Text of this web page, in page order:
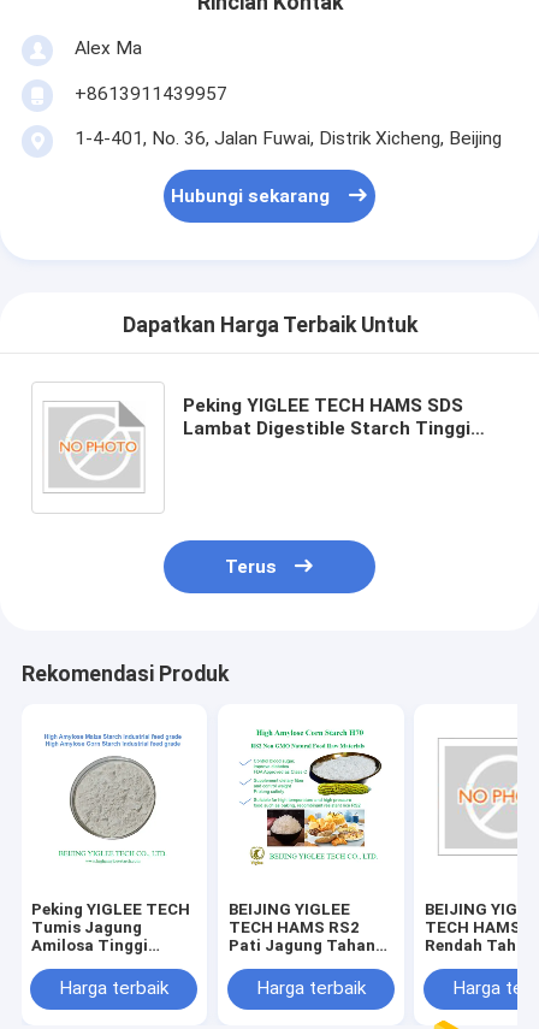
Alex Ma
+8613911439957
1-4-401, No. 36, Jalan Fuwai, Distrik Xicheng, Beijing
Hubungi sekarang
Dapatkan Harga Terbaik Untuk
Peking YIGLEE TECH HAMS SDS
Lambat Digestible Starch Tinggi
Terus
Rekomendasi Produk
Peking YIGLEE TECH
Tumis Jagung
Amilosa Tinggi
Harga terbaik
BEIJING YIGLEE
TECH HAMS RS2
Pati Jagung Tahan
HAMS H70 Non GMO
Harga terbaik
BEIJING
TECH HAMS
Rendah Tahan
GMOHarga